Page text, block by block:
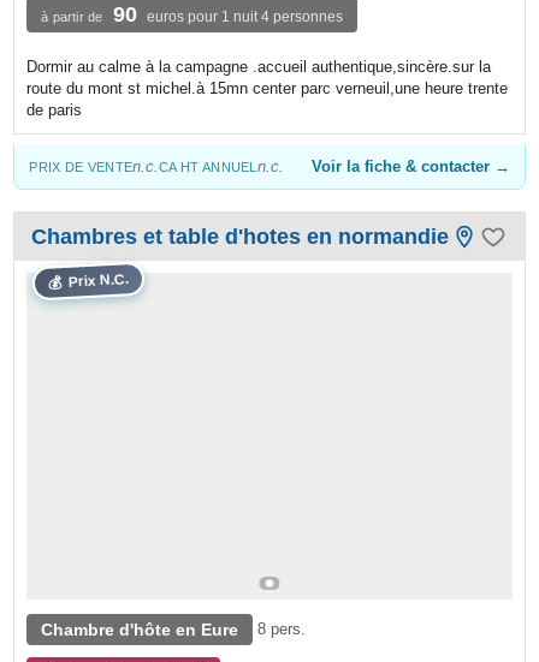
à partir de 90 euros pour 1 nuit 4 personnes
Dormir au calme à la campagne .accueil authentique,sincère.sur la
route du mont st michel.à 15mn center parc verneuil,une heure trente
de paris
PRIX DE VENTEn.c.CA HT ANNUEL n.c. Voir la fiche & contacter →
💰 Prix N.C.
Chambres et table d'hotes en normandie
Chambre d'hôte en Eure 8 pers.